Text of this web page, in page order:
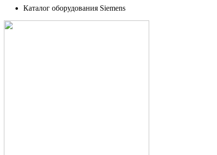
Каталог оборудования Siemens